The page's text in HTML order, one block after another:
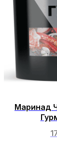
Маринад